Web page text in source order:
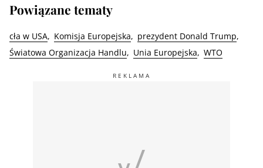
Powiązane tematy
cła w USA Komisja Europejska
prezydent Donald Trump
Światowa Organizacja Handlu
Unia Europejska WTO